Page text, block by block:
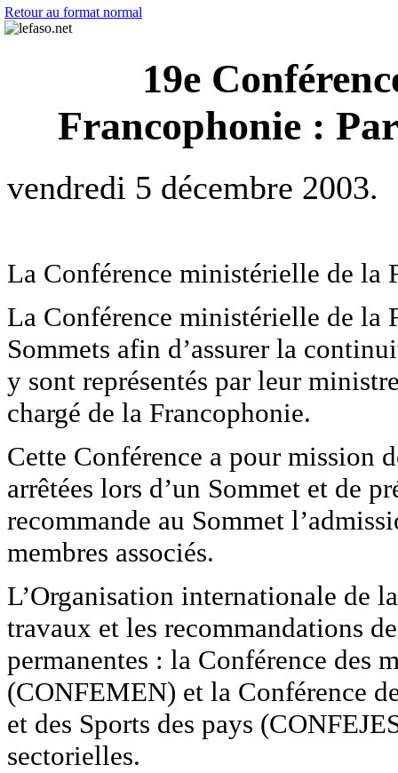
Retour au format normal
19e
Francophonie :
vendredi 5 décembre 2003.
La Conférence ministérielle de la
La Conférence ministérielle de la
Sommets afin d’assurer la
y sont représentés par leur
chargé de la Francophonie.
Cette Conférence a pour mission
arrêtées lors d’un Sommet et de
recommande au Sommet
membres associés.
L’Organisation internationale de
travaux et les recommandations
permanentes : la Conférence des
(CONFEMEN) et la Conférence
et des Sports des pays
sectorielles.